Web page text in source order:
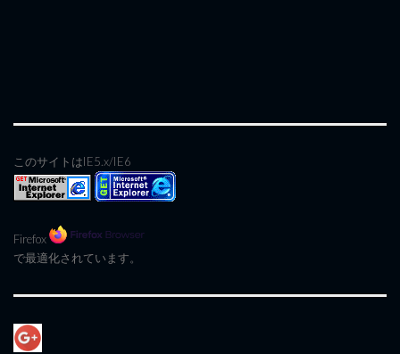
このサイトはIE5.x/IE6
Firefox
で最適化されています。